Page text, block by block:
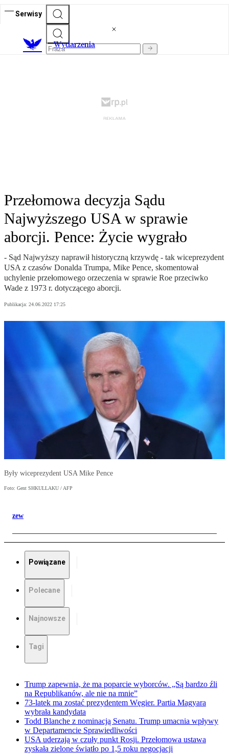
Serwisy
Wydarzenia
Przełomowa decyzja Sądu
Najwyższego USA w sprawie
aborcji. Pence: Życie wygrało
- Sąd Najwyższy naprawił historyczną krzywdę - tak wiceprezydent
USA z czasów Donalda Trumpa, Mike Pence, skomentował
uchylenie przełomowego orzeczenia w sprawie Roe przeciwko
Wade z 1973 r. dotyczącego aborcji.
Publikacja: 24.06.2022 17:25
Były wiceprezydent USA Mike Pence
Foto: Gent SHKULLAKU / AFP
zew
Powiązane
Polecane
Najnowsze
Tagi
Trump zapewnia, że ma poparcie wyborców. „Są bardzo źli
na Republikanów, ale nie na mnie”
73-latek ma zostać prezydentem Węgier. Partia Magyara
wybrała kandydata
Todd Blanche z nominacją Senatu. Trump umacnia wpływy
w Departamencie Sprawiedliwości
USA uderzają w czuły punkt Rosji. Przełomowa ustawa
zyskała zielone światło po 1,5 roku negocjacji